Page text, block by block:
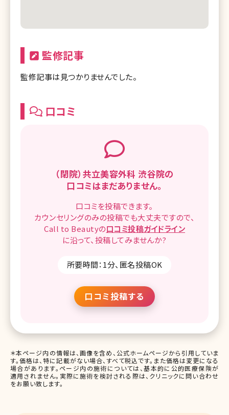
監修記事
監修記事は見つかりませんでした。
口コミ
（閉院）共立美容外科 渋谷院の
口コミはまだありません。
口コミを投稿できます。
カウンセリングのみの投稿でも大丈夫ですので、
Call to Beautyの口コミ投稿ガイドライン
に沿って、 投稿してみませんか?
所要時間：1分、匿名投稿OK
口コミ投稿する
＊本ページ内の情報は、画像を含め、公式ホームページから引用していま
す。価格は、特に記載がない場合、すべて税込です。また価格は変更になる
場合があります。ページ内の施術については、基本的に公的医療保険が
適用されません。実際に施術を検討される際は、クリニックに問い合わせ
をお願い致します。